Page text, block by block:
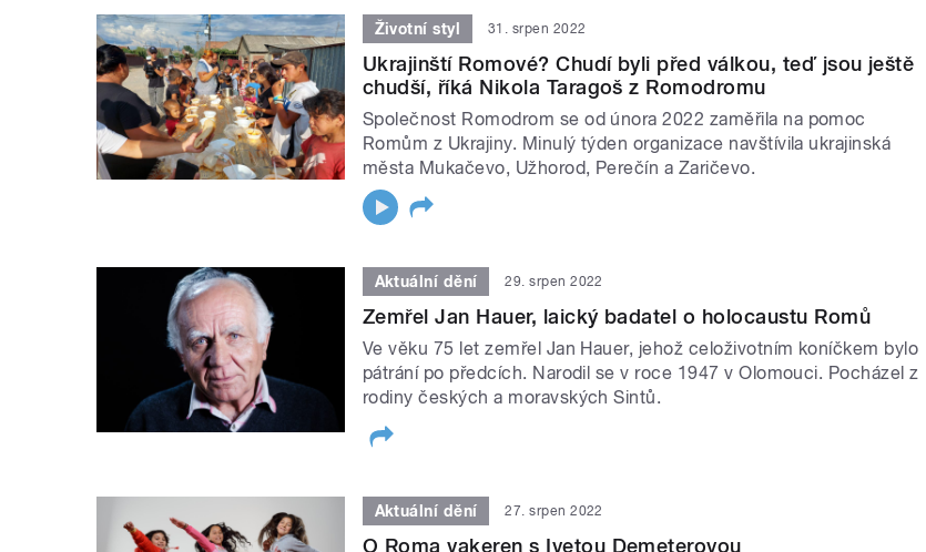
Životní styl 31. srpen 2022
Ukrajinští Romové? Chudí byli před válkou, teď jsou ještě
chudší, říká Nikola Taragoš z Romodromu
Společnost Romodrom se od února 2022 zaměřila na pomoc
Romům z Ukrajiny. Minulý týden organizace navštívila ukrajinská
města Mukačevo, Užhorod, Perečín a Zaričevo.
Aktuální dění 29. srpen 2022
Zemřel Jan Hauer, laický badatel o holocaustu Romů
Ve věku 75 let zemřel Jan Hauer, jehož celoživotním koníčkem bylo
pátrání po předcích. Narodil se v roce 1947 v Olomouci. Pocházel z
rodiny českých a moravských Sintů.
Aktuální dění 27. srpen 2022
O Roma vakeren s Ivetou Demeterovou